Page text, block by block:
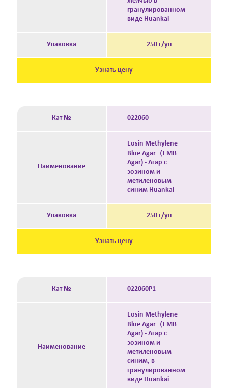
гранулированном
виде Huankai
Упаковка 250 г/уп
Узнать цену
Кат № 022060
Наименование
Eosin Methylene
Blue Agar（EMB
Agar) - Агар с
эозином и
метиленовым
синим Huankai
Упаковка 250 г/уп
Узнать цену
Кат № 022060P1
Наименование
Eosin Methylene
Blue Agar（EMB
Agar) - Агар с
эозином и
метиленовым
синим, в
гранулированном
виде Huankai